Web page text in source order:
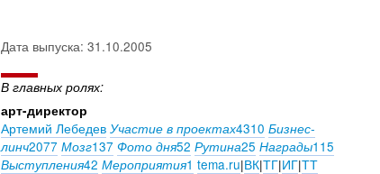
Дата выпуска: 31.10.2005
В главных ролях:
арт-директор
Артемий Лебедев Участие в проектах4310 Бизнес-
линч2077 Мозг137 Фото дня52 Рутина25 Награды115
Выступления42 Мероприятия1 tema.ru|ВК|ТГ|ИГ|ТТ